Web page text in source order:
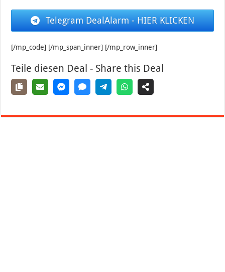
Telegram DealAlarm - HIER KLICKEN
[/mp_code] [/mp_span_inner] [/mp_row_inner]
Teile diesen Deal - Share this Deal